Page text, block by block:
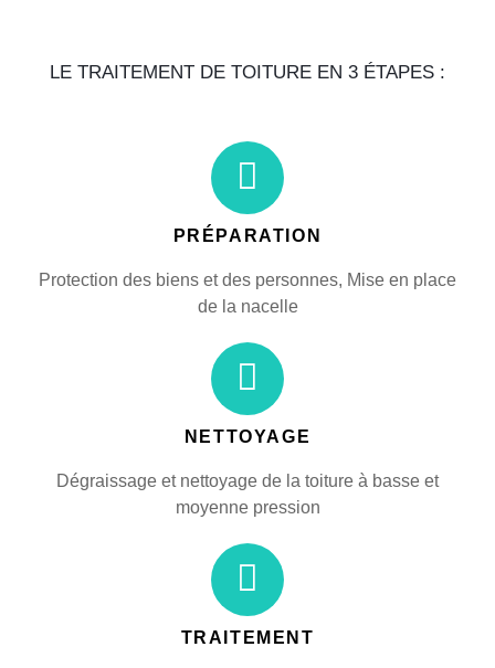
LE TRAITEMENT DE TOITURE EN 3 ÉTAPES :
PRÉPARATION
Protection des biens et des personnes, Mise en place
de la nacelle
NETTOYAGE
Dégraissage et nettoyage de la toiture à basse et
moyenne pression
TRAITEMENT